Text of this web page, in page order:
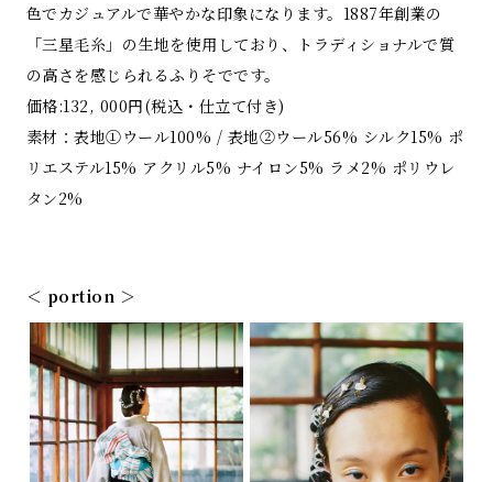
色でカジュアルで華やかな印象になります。1887年創業の
「三星毛糸」の生地を使用しており、トラディショナルで質
の高さを感じられるふりそでです。
価格:132, 000円(税込・仕立て付き)
素材：表地①ウール100% / 表地②ウール56% シルク15% ポ
リエステル15% アクリル5% ナイロン5% ラメ2% ポリウレ
タン2%
＜ portion ＞